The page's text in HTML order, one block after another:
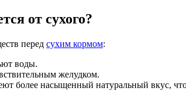
от сухого?
перед сухим кормом:
воды.
желудком.
более насыщенный натуральный вкус,